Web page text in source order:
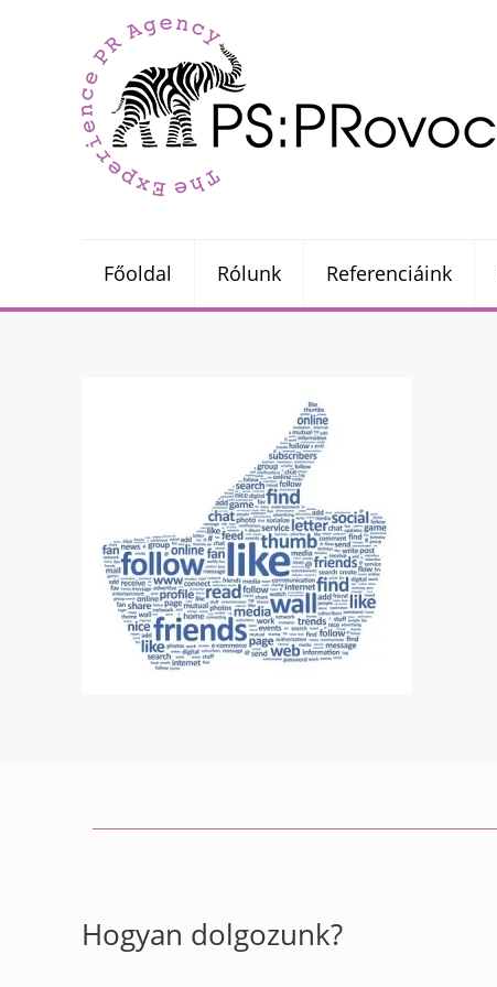
Főoldal Rólunk Referenciáink
Hogyan dolgozunk?